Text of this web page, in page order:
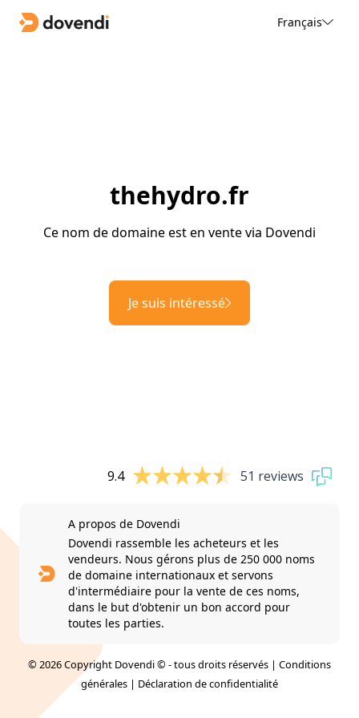
Français
thehydro.fr
Ce nom de domaine est en vente via Dovendi
Je suis intéressé
9.4 51 reviews
A propos de Dovendi
Dovendi rassemble les acheteurs et les
vendeurs. Nous gérons plus de 250 000 noms
de domaine internationaux et servons
d'intermédiaire pour la vente de ces noms,
dans le but d'obtenir un bon accord pour
toutes les parties.
© 2026 Copyright Dovendi © - tous droits réservés | Conditions
générales | Déclaration de confidentialité